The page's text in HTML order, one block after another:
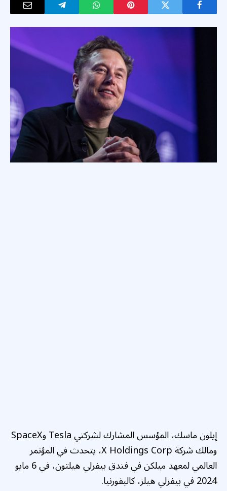
إيلون ماسك، المؤسس المشارك لشركتي Tesla وSpaceX
ومالك شركة X Holdings Corp، يتحدث في المؤتمر
العالمي لمعهد ميلكن في فندق بيفرلي هيلتون، في 6 مايو
2024 في بيفرلي هيلز، كاليفورنيا.